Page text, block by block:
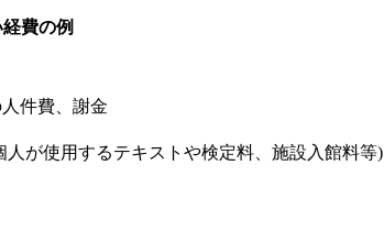
費の例
件費、謝金
が使用するテキストや検定料、施設入館料等)